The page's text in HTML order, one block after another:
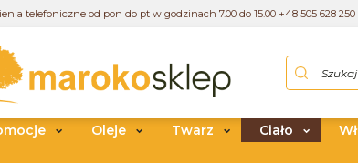
telefoniczne od pon do pt w godzinach 7.00 do 15.00 +48 505 628 250
Oleje Twarz Ciało